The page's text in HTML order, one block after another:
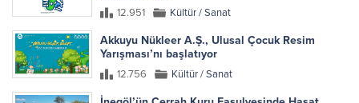
12.951 Kültür / Sanat
Akkuyu Nükleer A.Ş., Ulusal Çocuk Resim
Yarışması’nı başlatıyor
12.756 Kültür / Sanat